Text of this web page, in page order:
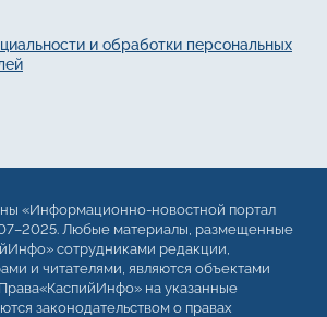
и обработки персональных
«Информационно-новостной портал
Любые материалы, размещенные
сотрудниками редакции,
и читателями, являются объектами
на указанные
законодательством о правах